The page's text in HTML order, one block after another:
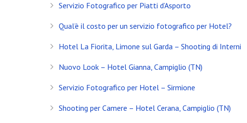
Servizio Fotografico per Piatti d’Asporto
Qual’è il costo per un servizio fotografico per Hotel?
Hotel La Fiorita, Limone sul Garda – Shooting di Interni
Nuovo Look – Hotel Gianna, Campiglio (TN)
Servizio Fotografico per Hotel – Sirmione
Shooting per Camere – Hotel Cerana, Campiglio (TN)
INSTAGRAM
NEWS